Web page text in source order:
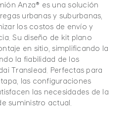
Anza® es una solución
urbanas y suburbanas,
los costos de envío y
Su diseño de kit plano
en sitio, simplificando la
la fiabilidad de los
Translead. Perfectas para
las configuraciones
las necesidades de la
suministro actual.